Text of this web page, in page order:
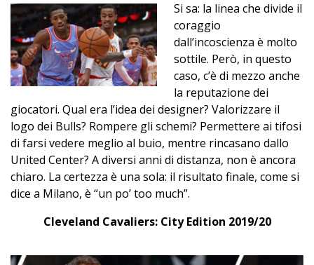
Si sa: la linea che divide il
coraggio
dall’incoscienza è molto
sottile. Però, in questo
caso, c’è di mezzo anche
la reputazione dei
giocatori. Qual era l’idea dei designer? Valorizzare il
logo dei Bulls? Rompere gli schemi? Permettere ai tifosi
di farsi vedere meglio al buio, mentre rincasano dallo
United Center? A diversi anni di distanza, non è ancora
chiaro. La certezza è una sola: il risultato finale, come si
dice a Milano, è “un po’ too much”.
Cleveland Cavaliers: City Edition 2019/20